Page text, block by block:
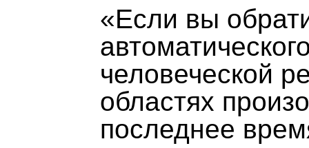
«Если вы
человеческой
областях
последнее